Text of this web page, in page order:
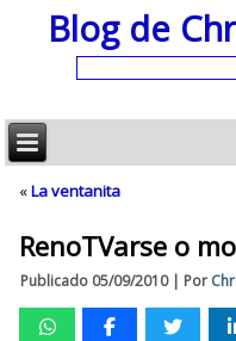
Blog de
«La ventanita
RenoTVarse o
Publicado 05/09/2010| Por